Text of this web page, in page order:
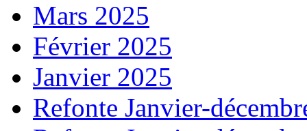
Mars 2025
Février 2025
Janvier 2025
Refonte Janvier-